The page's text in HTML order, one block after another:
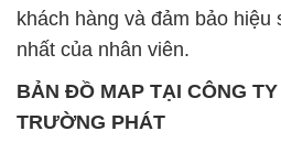
khách hàng và đảm bảo hiệu
nhất của nhân viên.
BẢN ĐỒ MAP TẠI CÔNG
TRƯỜNG PHÁT